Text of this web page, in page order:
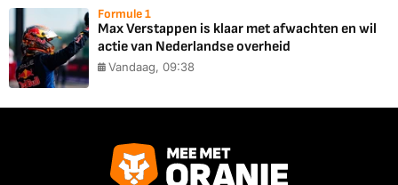
Formule 1
Max Verstappen is klaar met afwachten en wil
actie van Nederlandse overheid
Vandaag, 09:38